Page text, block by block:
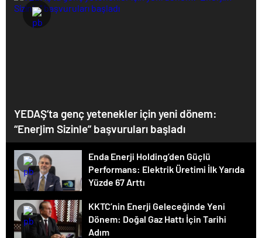
YEDAŞ’ta genç yetenekler için yeni dönem:
“Enerjim Sizinle” başvuruları başladı
Enda Enerji Holding’den Güçlü
Performans: Elektrik Üretimi İlk Yarıda
Yüzde 67 Arttı
KKTC’nin Enerji Geleceğinde Yeni
Dönem: Doğal Gaz Hattı İçin Tarihi
Adım